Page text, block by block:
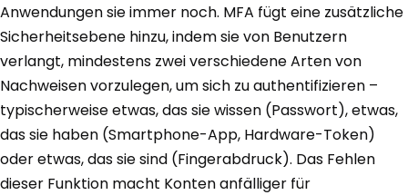
Anwendungen sie immer noch. MFA fügt eine zusätzliche
Sicherheitsebene hinzu, indem sie von Benutzern
verlangt, mindestens zwei verschiedene Arten von
Nachweisen vorzulegen, um sich zu authentifizieren –
typischerweise etwas, das sie wissen (Passwort), etwas,
das sie haben (Smartphone-App, Hardware-Token)
oder etwas, das sie sind (Fingerabdruck). Das Fehlen
dieser Funktion macht Konten anfälliger für